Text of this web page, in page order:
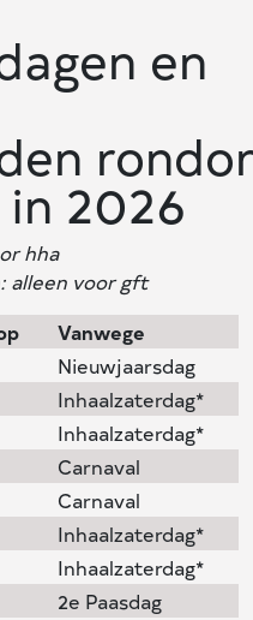
en
2026
hha
alleen voor gft
Vanwege
Nieuwjaarsdag
Inhaalzaterdag*
Inhaalzaterdag*
Carnaval
Carnaval
Inhaalzaterdag*
Inhaalzaterdag*
2e Paasdag